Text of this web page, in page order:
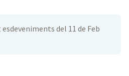
del 11 de Feb